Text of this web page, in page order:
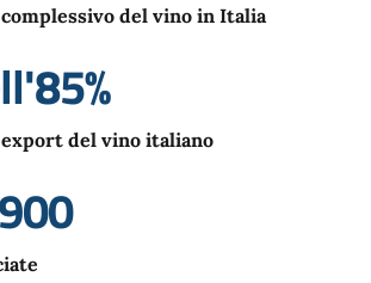
del vino in Italia
del vino italiano